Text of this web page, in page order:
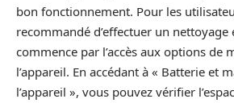
bon fonctionnement. Pour les
recommandé d’effectuer un nettoyage
commence par l’accès aux options de
l’appareil. En accédant à « Batterie et
l’appareil », vous pouvez vérifier